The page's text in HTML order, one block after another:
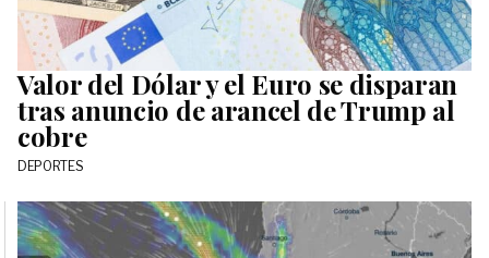
Valor del Dólar y el Euro se disparan
tras anuncio de arancel de Trump al
cobre
DEPORTES